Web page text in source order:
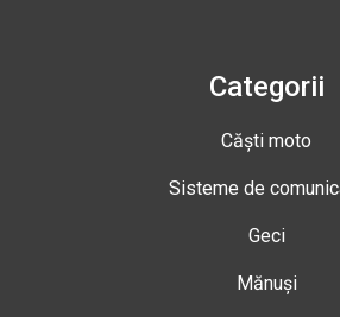
Categorii
Căști moto
Sisteme de
Geci
Mănuși